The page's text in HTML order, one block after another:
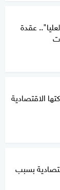
عقدة
الاقتصادية
بسبب